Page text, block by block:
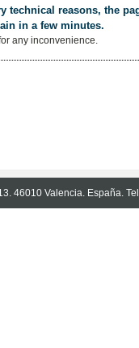
technical reasons, the
in a few minutes.
any inconvenience.
46010 Valencia. España.